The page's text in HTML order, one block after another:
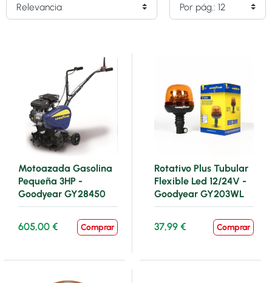
Motoazada Gasolina
Pequeña 3HP -
Goodyear GY28450
605,00 € Comprar
Rotativo Plus Tubular
Flexible Led 12/24V -
Goodyear GY203WL
37,99 € Comprar